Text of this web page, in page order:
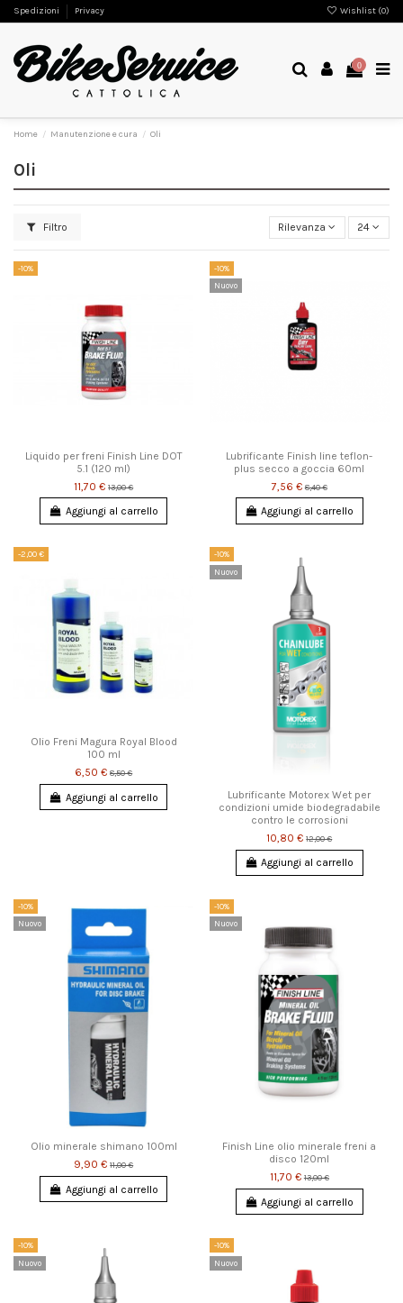
Spedizioni Privacy Wishlist (0)
0
Home Manutenzione e cura Oli
Oli
Filtro Rilevanza 24
-10%
Liquido per freni Finish Line DOT
5.1 (120 ml)
11,70 € 13,00 €
Aggiungi al carrello
-10%
Nuovo
Lubrificante Finish line teflon-
plus secco a goccia 60ml
7,56 € 8,40 €
Aggiungi al carrello
-2,00 €
Olio Freni Magura Royal Blood
100 ml
6,50 € 8,50 €
Aggiungi al carrello
-10%
Nuovo
Lubrificante Motorex Wet per
condizioni umide biodegradabile
contro le corrosioni
10,80 € 12,00 €
Aggiungi al carrello
-10%
Nuovo
Olio minerale shimano 100ml
9,90 € 11,00 €
Aggiungi al carrello
-10%
Nuovo
Finish Line olio minerale freni a
disco 120ml
11,70 € 13,00 €
Aggiungi al carrello
-10%
Nuovo
-10%
Nuovo